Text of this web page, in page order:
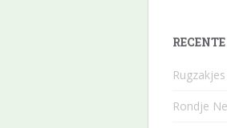
Rondje